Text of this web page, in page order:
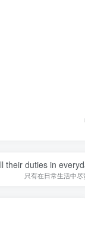
their duties in
只有在日常生活中